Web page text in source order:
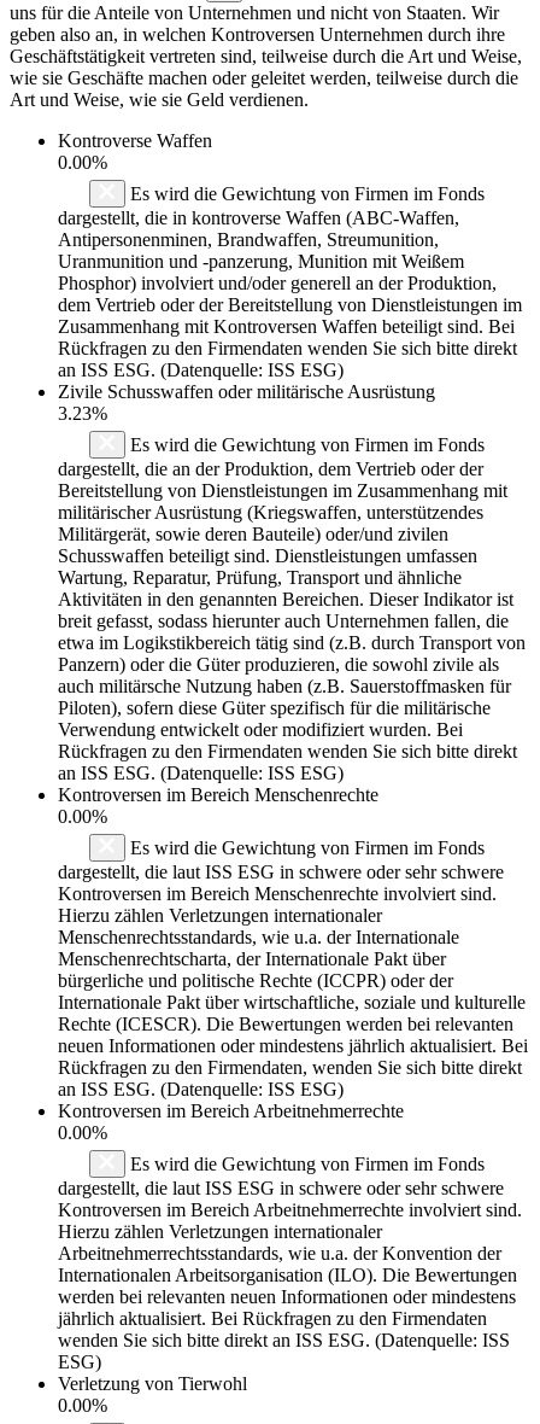
uns für die Anteile von Unternehmen und nicht von Staaten. Wir
geben also an, in welchen Kontroversen Unternehmen durch ihre
Geschäftstätigkeit vertreten sind, teilweise durch die Art und Weise,
wie sie Geschäfte machen oder geleitet werden, teilweise durch die
Art und Weise, wie sie Geld verdienen.
Kontroverse Waffen
0.00%
Es wird die Gewichtung von Firmen im Fonds
dargestellt, die in kontroverse Waffen (ABC-Waffen,
Antipersonenminen, Brandwaffen, Streumunition,
Uranmunition und -panzerung, Munition mit Weißem
Phosphor) involviert und/oder generell an der Produktion,
dem Vertrieb oder der Bereitstellung von Dienstleistungen im
Zusammenhang mit Kontroversen Waffen beteiligt sind. Bei
Rückfragen zu den Firmendaten wenden Sie sich bitte direkt
an ISS ESG. (Datenquelle: ISS ESG)
Zivile Schusswaffen oder militärische Ausrüstung
3.23%
Es wird die Gewichtung von Firmen im Fonds
dargestellt, die an der Produktion, dem Vertrieb oder der
Bereitstellung von Dienstleistungen im Zusammenhang mit
militärischer Ausrüstung (Kriegswaffen, unterstützendes
Militärgerät, sowie deren Bauteile) oder/und zivilen
Schusswaffen beteiligt sind. Dienstleistungen umfassen
Wartung, Reparatur, Prüfung, Transport und ähnliche
Aktivitäten in den genannten Bereichen. Dieser Indikator ist
breit gefasst, sodass hierunter auch Unternehmen fallen, die
etwa im Logikstikbereich tätig sind (z.B. durch Transport von
Panzern) oder die Güter produzieren, die sowohl zivile als
auch militärsche Nutzung haben (z.B. Sauerstoffmasken für
Piloten), sofern diese Güter spezifisch für die militärische
Verwendung entwickelt oder modifiziert wurden. Bei
Rückfragen zu den Firmendaten wenden Sie sich bitte direkt
an ISS ESG. (Datenquelle: ISS ESG)
Kontroversen im Bereich Menschenrechte
0.00%
Es wird die Gewichtung von Firmen im Fonds
dargestellt, die laut ISS ESG in schwere oder sehr schwere
Kontroversen im Bereich Menschenrechte involviert sind.
Hierzu zählen Verletzungen internationaler
Menschenrechtsstandards, wie u.a. der Internationale
Menschenrechtscharta, der Internationale Pakt über
bürgerliche und politische Rechte (ICCPR) oder der
Internationale Pakt über wirtschaftliche, soziale und kulturelle
Rechte (ICESCR). Die Bewertungen werden bei relevanten
neuen Informationen oder mindestens jährlich aktualisiert. Bei
Rückfragen zu den Firmendaten, wenden Sie sich bitte direkt
an ISS ESG. (Datenquelle: ISS ESG)
Kontroversen im Bereich Arbeitnehmerrechte
0.00%
Es wird die Gewichtung von Firmen im Fonds
dargestellt, die laut ISS ESG in schwere oder sehr schwere
Kontroversen im Bereich Arbeitnehmerrechte involviert sind.
Hierzu zählen Verletzungen internationaler
Arbeitnehmerrechtsstandards, wie u.a. der Konvention der
Internationalen Arbeitsorganisation (ILO). Die Bewertungen
werden bei relevanten neuen Informationen oder mindestens
jährlich aktualisiert. Bei Rückfragen zu den Firmendaten
wenden Sie sich bitte direkt an ISS ESG. (Datenquelle: ISS
ESG)
Verletzung von Tierwohl
0.00%